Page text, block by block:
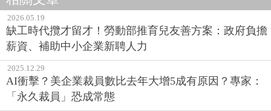
2026.05.19
缺工時代攬才留才！勞動部推育兒友善方案：政府負擔
薪資、補助中小企業新聘人力
2025.12.29
AI衝擊？美企業裁員數比去年大增5成有原因？專家：
「永久裁員」恐成常態